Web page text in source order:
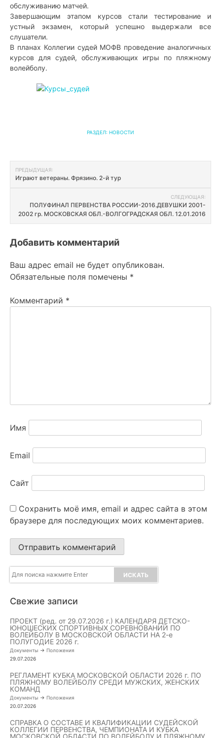
обслуживанию матчей.
Завершающим этапом курсов стали тестирование и
устный экзамен, который успешно выдержали все
слушатели.
В планах Коллегии судей МОФВ проведение аналогичных
курсов для судей, обслуживающих игры по пляжному
волейболу.
РАЗДЕЛ: НОВОСТИ
Навигация
записям
ПРЕДЫДУЩАЯ:
Играют ветераны. Фрязино. 2-й тур
СЛЕДУЮЩАЯ:
ПОЛУФИНАЛ ПЕРВЕНСТВА РОССИИ-2016.ДЕВУШКИ 2001-
2002 гр. МОСКОВСКАЯ ОБЛ.-ВОЛГОГРАДСКАЯ ОБЛ. 12.01.2016
Добавить комментарий
Ваш адрес email не будет опубликован.
Обязательные поля помечены *
Комментарий *
Имя
Email
Сайт
Сохранить моё имя, email и адрес сайта в этом
браузере для последующих моих комментариев.
Свежие записи
ПРОЕКТ (ред. от 29.07.2026 г.) КАЛЕНДАРЯ ДЕТСКО-
ЮНОШЕСКИХ СПОРТИВНЫХ СОРЕВНОВАНИЙ ПО
ВОЛЕЙБОЛУ В МОСКОВСКОЙ ОБЛАСТИ НА 2-е
ПОЛУГОДИЕ 2026 г.
Документы -> Положения
29.07.2026
РЕГЛАМЕНТ КУБКА МОСКОВСКОЙ ОБЛАСТИ 2026 г. ПО
ПЛЯЖНОМУ ВОЛЕЙБОЛУ СРЕДИ МУЖСКИХ, ЖЕНСКИХ
КОМАНД
Документы -> Положения
20.07.2026
СПРАВКА О СОСТАВЕ И КВАЛИФИКАЦИИ СУДЕЙСКОЙ
КОЛЛЕГИИ ПЕРВЕНСТВА, ЧЕМПИОНАТА И КУБКА
МОСКОВСКОЙ ОБЛАСТИ ПО ВОЛЕЙБОЛУ И ПЛЯЖНОМУ